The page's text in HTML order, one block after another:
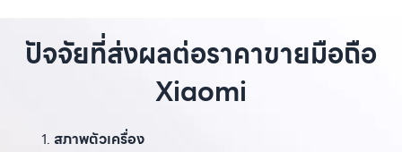
ปัจจัยที่ส่งผลต่อราคาขายมือถือ
Xiaomi
สภาพตัวเครื่อง